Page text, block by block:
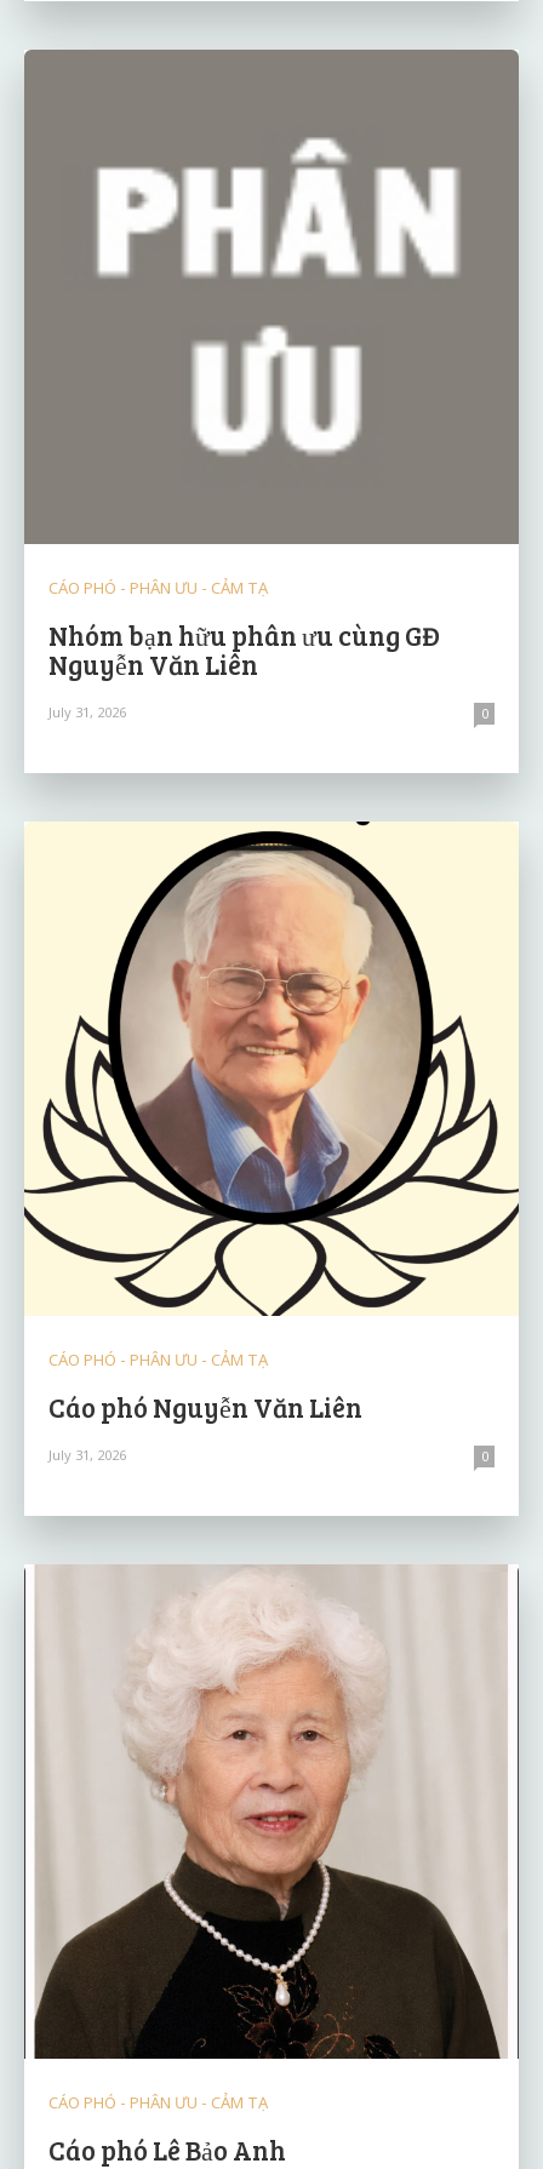
CÁO PHÓ - PHÂN ƯU - CẢM TẠ
Nhóm bạn hữu phân ưu cùng GĐ
Nguyễn Văn Liên
July 31, 2026 0
CÁO PHÓ - PHÂN ƯU - CẢM TẠ
Cáo phó Nguyễn Văn Liên
July 31, 2026 0
CÁO PHÓ - PHÂN ƯU - CẢM TẠ
Cáo phó Lê Bảo Anh